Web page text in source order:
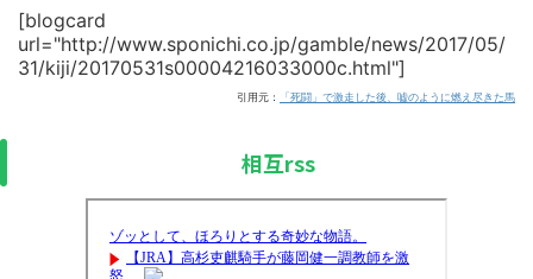
[blogcard
url="http://www.sponichi.co.jp/gamble/news/2017/05/
31/kiji/20170531s00004216033000c.html"]
引用元： 「死闘」で激走した後、嘘のように燃え尽きた馬
相互rss